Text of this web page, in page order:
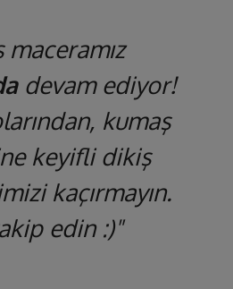
maceramız
devam ediyor!
kumaş
keyifli dikiş
kaçırmayın.
edin :)"